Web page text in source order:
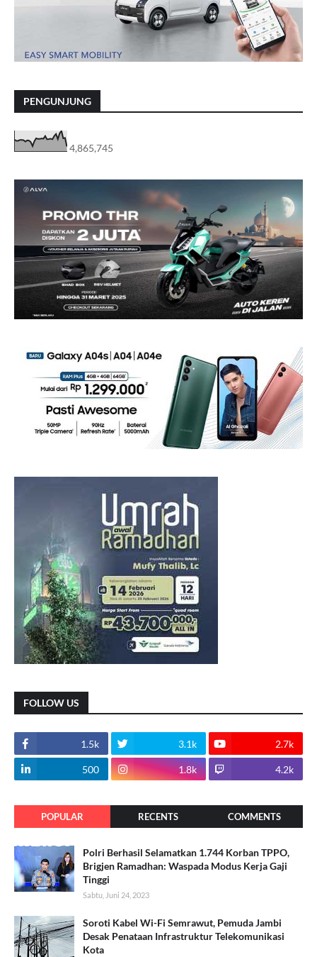
PENGUNJUNG
4,865,745
FOLLOW US
1.5k 3.1k 2.7k
500 1.8k 4.2k
POPULAR RECENTS COMMENTS
Polri Berhasil Selamatkan 1.744 Korban TPPO,
Brigjen Ramadhan: Waspada Modus Kerja Gaji
Tinggi
Sabtu, Juni 24, 2023
Soroti Kabel Wi-Fi Semrawut, Pemuda Jambi
Desak Penataan Infrastruktur Telekomunikasi
Kota